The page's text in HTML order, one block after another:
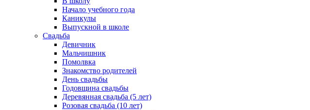
Начало учебного года
Каникулы
Выпускной в школе
Свадьба
Девичник
Мальчишник
Помолвка
Знакомство родителей
День свадьбы
Годовщина свадьбы
Деревянная свадьба (5 лет)
Розовая свадьба (10 лет)